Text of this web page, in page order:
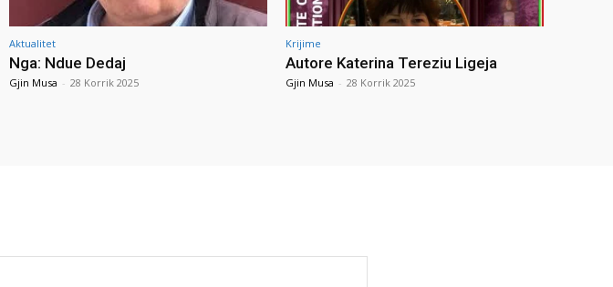
Aktualitet
Nga: Ndue Dedaj
Gjin Musa - 28 Korrik 2025
Krijime
Autore Katerina Tereziu Ligeja
Gjin Musa - 28 Korrik 2025